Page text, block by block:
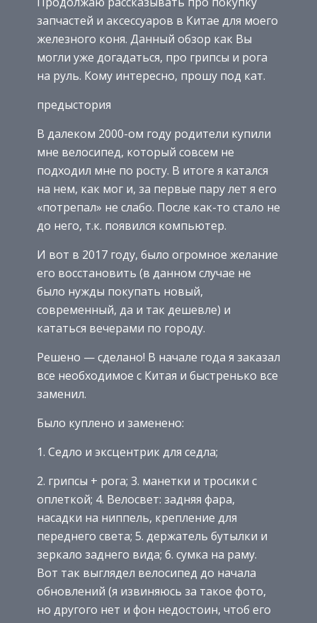
запчастей и аксессуаров в Китае для моего
железного коня. Данный обзор как Вы
могли уже догадаться, про грипсы и рога
на руль. Кому интересно, прошу под кат.
предыстория
В далеком 2000-ом году родители купили
мне велосипед, который совсем не
подходил мне по росту. В итоге я катался
на нем, как мог и, за первые пару лет я его
«потрепал» не слабо. После как-то стало не
до него, т.к. появился компьютер.
И вот в 2017 году, было огромное желание
его восстановить (в данном случае не
было нужды покупать новый,
современный, да и так дешевле) и
кататься вечерами по городу.
Решено — сделано! В начале года я заказал
все необходимое с Китая и быстренько все
заменил.
Было куплено и заменено:
1. Седло и эксцентрик для седла;
2. грипсы + рога; 3. манетки и тросики с
оплеткой; 4. Велосвет: задняя фара,
насадки на ниппель, крепление для
переднего света; 5. держатель бутылки и
зеркало заднего вида; 6. сумка на раму.
Вот так выглядел велосипед до начала
обновлений (я извиняюсь за такое фото,
но другого нет и фон недостоин, чтоб его